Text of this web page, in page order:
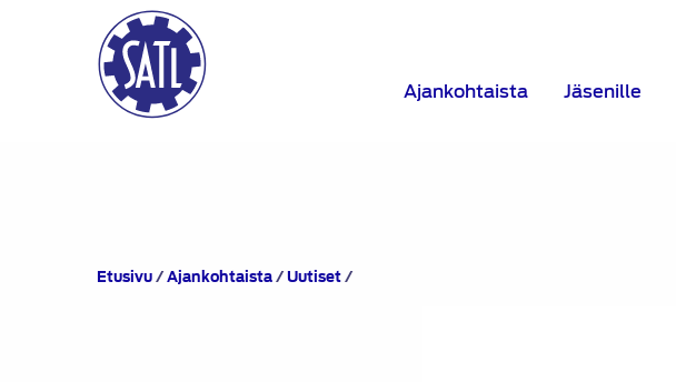
Ajankohtaista Jäsenille
Etusivu/Ajankohtaista/Uutiset/SATL-